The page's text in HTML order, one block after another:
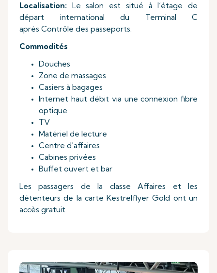
Localisation: Le salon est situé à l’étage de
départ international du Terminal C
après Contrôle des passeports.
Commodités
Douches
Zone de massages
Casiers à bagages
Internet haut débit via une connexion fibre
optique
TV
Matériel de lecture
Centre d'affaires
Cabines privées
Buffet ouvert et bar
Les passagers de la classe Affaires et les
détenteurs de la carte Kestrelflyer Gold ont un
accès gratuit.